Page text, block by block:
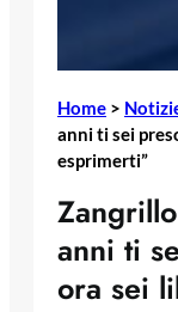
Home >
anni ti sei
esprimerti”
anni ti
ora sei